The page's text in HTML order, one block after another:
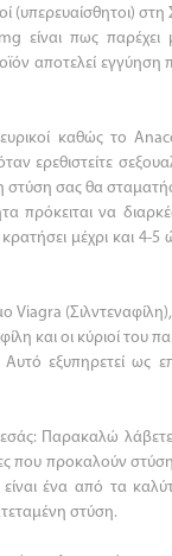
(υπερευαίσθητοι) στη
είναι πως
αποτελεί εγγύηση
καθώς το
ερεθιστείτε
στύση σας θα
πρόκειται να
μέχρι και 4-
Viagra
και οι κύριοί του
εξυπηρετεί ως
εσάς: Παρακαλώ
που προκαλούν
ένα από τα
στύση.